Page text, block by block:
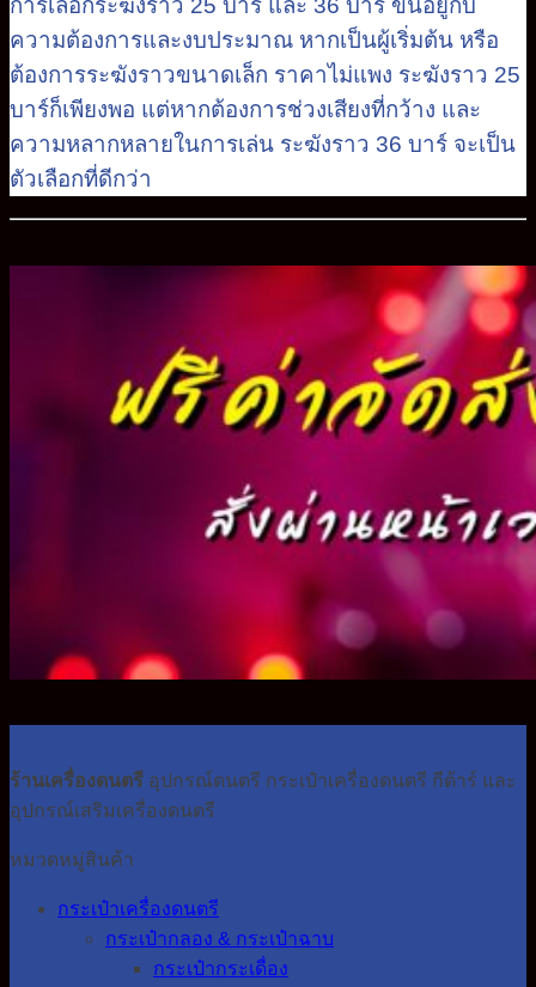
ความต้องการและงบประมาณ หากเป็นผู้เริ่มต้น หรือ
ต้องการระฆังราวขนาดเล็ก ราคาไม่แพง ระฆังราว 25
บาร์ก็เพียงพอ แต่หากต้องการช่วงเสียงที่กว้าง และ
ความหลากหลายในการเล่น ระฆังราว 36 บาร์ จะเป็น
ตัวเลือกที่ดีกว่า
ร้านเครื่องดนตรี อุปกรณ์ดนตรี กระเป๋าเครื่องดนตรี กีต้าร์ และ
อุปกรณ์เสริมเครื่องดนตรี
หมวดหมู่สินค้า
กระเป๋าเครื่องดนตรี
กระเป๋ากลอง & กระเป๋าฉาบ
กระเป๋ากระเดื่อง